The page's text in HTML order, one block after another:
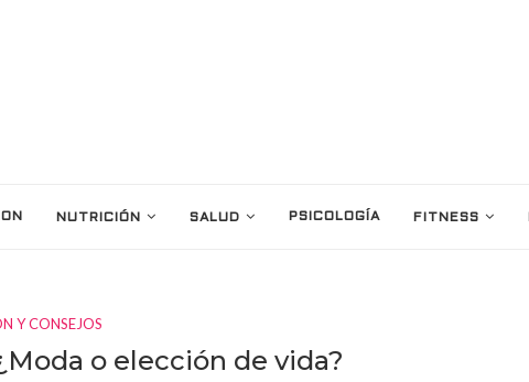
NUTRICIÓN SALUD PSICOLOGÍA FITNESS
Y CONSEJOS
o elección de vida?